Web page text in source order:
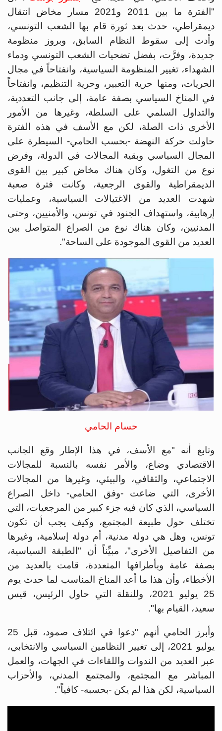
"الفترة ما بين 2011 و2021 مسار مخاض انتقال
ديمقراطي، حدث بعد ثورة قام بها الشعب التونسي،
وأدت إلى سقوط النظام السابق، وبروز منظومة
جديدة، وفرَّت، بفضل تضحيات الشعب التونسي ودماء
الشهداء، تغيير المنظومة السياسية، وانفتاحاً في مجال
الحريات، ومنها حرية التعبير، وحرية التنظيم، وانفتاحاً
في المناخ السياسي بصفة عامة، إلى جانب التعددية،
والتداول السلمي على السلطة، وغيرها من الأمور
الأخرى ذات الصلة، لكن مع الأسف في هذه الفترة
حاولت حركة النهضة -بحسب الحامي- السيطرة على
المجال السياسي وبقية المجالات في الدولة، وفرض
نوع من التغول، وكان هناك مخاض كبير بين القوى
الديمقراطية والقوى الرجعية، وكانت فترة صعبة
شهدت العديد من الاغتيالات السياسية، وعمليات
إرهابية، واستهداف الجنود في تونس، والأمنيين، وحتى
المدنيين، وكان هناك نوع من الصراع المتواصل بين
العديد من القوى الموجودة على الساحة".
حسام الحامي
وتابع أنه "مع الأسف، في هذا الإطار وقع الجانب
الاقتصادي وضاع، والأمر نفسه بالنسبة للمجالات
الاجتماعي، والثقافي، والبيئي، وغيرها من المجالات
الأخرى، التي ضاعت -وفق الحامي- داخل الصراع
السياسي، الذي كان فيه جزء كبير من المرجعيات، التي
تختلف حول طبيعة المجتمع، وكيف يجب أن تكون
تونس، وهل هي دولة مدنية، أم دولة إسلامية، وغيرها
من التفاصيل الأخرى"، مبيِّناً أن "الطبقة السياسية،
بصفة عامة وبأطرافها المتعددة، قامت بالعديد من
الأخطاء، وأن هذا ما أعد المناخ المناسب لما حدث يوم
25 يوليو 2021، وللنقلة التي حاول الرئيس، قيس
سعيد، القيام بها".
وأبرز الحامي أنهم "دعوا في ائتلاف صمود، قبل 25
يوليو 2021، إلى تغيير النظامين السياسي والانتخابي،
عبر العديد من الندوات واللقاءات في الجهات، والعمل
المباشر مع المجتمع، والمجتمع المدني، والأحزاب
السياسية، لكن هذا لم يكن -بحسبه- كافياً".